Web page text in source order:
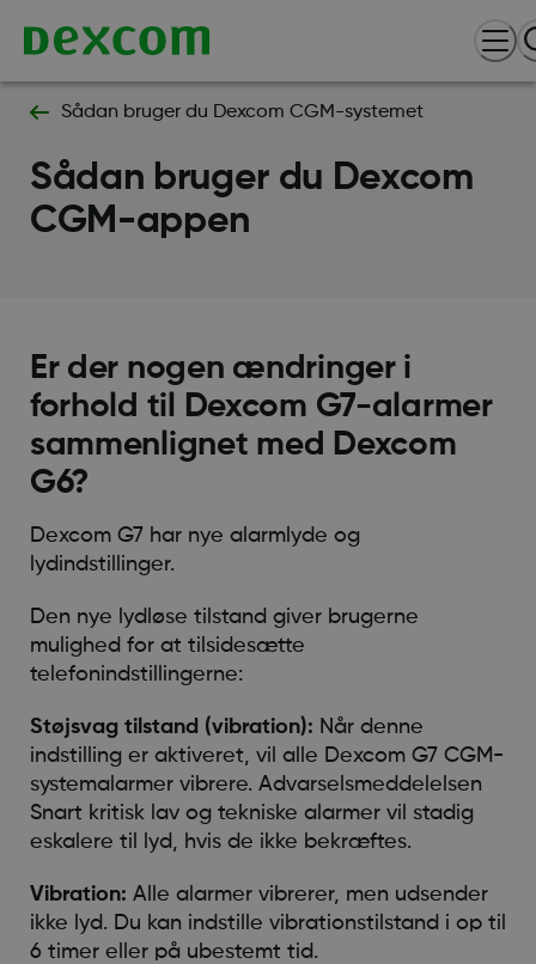
Sådan bruger du Dexcom CGM-systemet
Sådan bruger du Dexcom
CGM-appen
Er der nogen ændringer i
forhold til Dexcom G7-alarmer
sammenlignet med Dexcom
G6?
Dexcom G7 har nye alarmlyde og
lydindstillinger.
Den nye lydløse tilstand giver brugerne
mulighed for at tilsidesætte
telefonindstillingerne:
Støjsvag tilstand (vibration): Når denne
indstilling er aktiveret, vil alle Dexcom G7 CGM-
systemalarmer vibrere. Advarselsmeddelelsen
Snart kritisk lav og tekniske alarmer vil stadig
eskalere til lyd, hvis de ikke bekræftes.
Vibration: Alle alarmer vibrerer, men udsender
ikke lyd. Du kan indstille vibrationstilstand i op til
6 timer eller på ubestemt tid.